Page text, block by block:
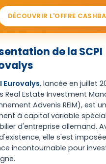
DÉCOUVRIR L'OFFRE
de la SCPI
Eurovalys, lancée en juillet
Real Estate Investment
Advenis REIM), est
à capital variable
d'entreprise allemand.
elle s'est
incontournable pour